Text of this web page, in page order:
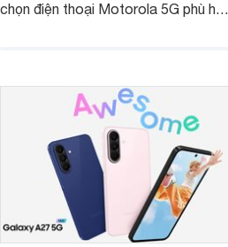
chọn điện thoại Motorola 5G phù hợp